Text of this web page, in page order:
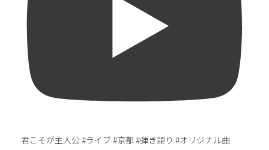
君こそが主人公 #ライブ #京都 #弾き語り #オリジナル曲